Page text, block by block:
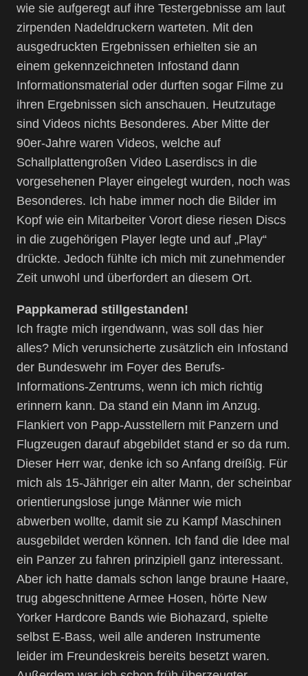
wie sie aufgeregt auf ihre Testergebnisse am laut
zirpenden Nadeldruckern warteten. Mit den
ausgedruckten Ergebnissen erhielten sie an
einem gekennzeichneten Infostand dann
Informationsmaterial oder durften sogar Filme zu
ihren Ergebnissen sich anschauen. Heutzutage
sind Videos nichts Besonderes. Aber Mitte der
90er-Jahre waren Videos, welche auf
Schallplattengroßen Video Laserdiscs in die
vorgesehenen Player eingelegt wurden, noch was
Besonderes. Ich habe immer noch die Bilder im
Kopf wie ein Mitarbeiter Vorort diese riesen Discs
in die zugehörigen Player legte und auf „Play“
drückte. Jedoch fühlte ich mich mit zunehmender
Zeit unwohl und überfordert an diesem Ort.
Pappkamerad stillgestanden!
Ich fragte mich irgendwann, was soll das hier
alles? Mich verunsicherte zusätzlich ein Infostand
der Bundeswehr im Foyer des Berufs-
Informations-Zentrums, wenn ich mich richtig
erinnern kann. Da stand ein Mann im Anzug.
Flankiert von Papp-Ausstellern mit Panzern und
Flugzeugen darauf abgebildet stand er so da rum.
Dieser Herr war, denke ich so Anfang dreißig. Für
mich als 15-Jähriger ein alter Mann, der scheinbar
orientierungslose junge Männer wie mich
abwerben wollte, damit sie zu Kampf Maschinen
ausgebildet werden können. Ich fand die Idee mal
ein Panzer zu fahren prinzipiell ganz interessant.
Aber ich hatte damals schon lange braune Haare,
trug abgeschnittene Armee Hosen, hörte New
Yorker Hardcore Bands wie Biohazard, spielte
selbst E-Bass, weil alle anderen Instrumente
leider im Freundeskreis bereits besetzt waren.